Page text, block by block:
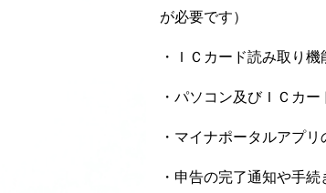
が必要です）
・ＩＣカード読み取り
・パソコン及びＩＣカ
・マイナポータルアプ
・申告の完了通知や手